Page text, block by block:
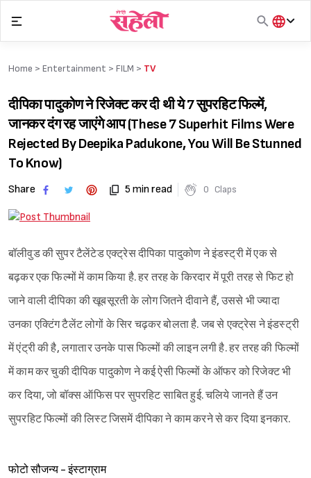
content
हिंदी
Home > Entertainment > FILM > TV
दीपिका पादुकोण ने रिजेक्ट कर दी थी ये 7 सुपरहिट फिल्में,
जानकर दंग रह जाएंगे आप (These 7 Superhit Films Were
Rejected By Deepika Padukone, You Will Be Stunned
To Know)
Share 5 min read 0 Claps
बॉलीवुड की सुपर टैलेंटेड एक्ट्रेस दीपिका पादुकोण ने इंडस्ट्री में एक से
बढ़कर एक फिल्मों में काम किया है. हर तरह के किरदार में पूरी तरह से फिट हो
जाने वाली दीपिका की खूबसूरती के लोग जितने दीवाने हैं, उससे भी ज्यादा
उनका एक्टिंग टैलेंट लोगों के सिर चढ़कर बोलता है. जब से एक्ट्रेस ने इंडस्ट्री
में एंट्री की है, लगातार उनके पास फिल्मों की लाइन लगी है. हर तरह की फिल्मों
में काम कर चुकी दीपिक पादुकोण ने कई ऐसी फिल्मों के ऑफर को रिजेक्ट भी
कर दिया, जो बॉक्स ऑफिस पर सुपरहिट साबित हुई. चलिये जानते हैं उन
सुपरहिट फिल्मों की लिस्ट जिसमें दीपिका ने काम करने से कर दिया इनकार.
फोटो सौजन्य - इंस्टाग्राम